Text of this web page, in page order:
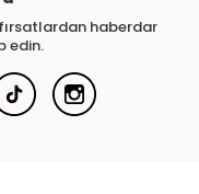
haberdar
edin.